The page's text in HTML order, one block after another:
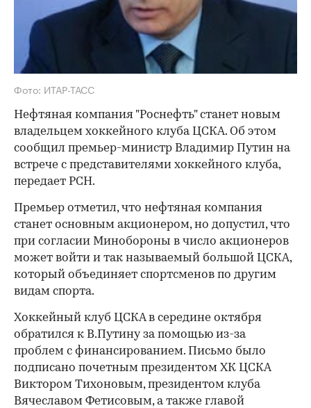
Фото: ИТАР-ТАСС
Нефтяная компания "Роснефть" станет новым
владельцем хоккейного клуба ЦСКА. Об этом
сообщил премьер-министр Владимир Путин на
встрече с представителями хоккейного клуба,
передает РСН.
Премьер отметил, что нефтяная компания
станет основным акционером, но допустил, что
при согласии Минобороны в число акционеров
может войти и так называемый большой ЦСКА,
который объединяет спортсменов по другим
видам спорта.
Хоккейный клуб ЦСКА в середине октября
обратился к В.Путину за помощью из-за
проблем с финансированием. Письмо было
подписано почетным президентом ХК ЦСКА
Виктором Тихоновым, президентом клуба
Вячеславом Фетисовым, а также главой